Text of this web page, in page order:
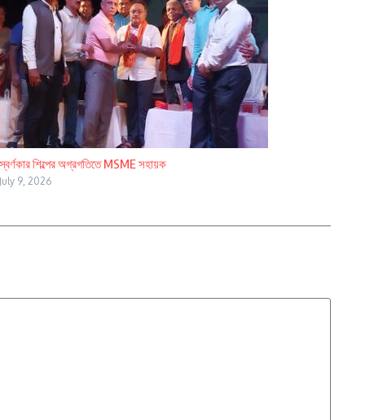
স্বর্ণকার শিল্পের অগ্রগতিতে MSME সহায়ক
July 9, 2026